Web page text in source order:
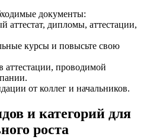
документы:
аттестат, дипломы, аттестации,
курсы и повысьте свою
аттестации, проводимой
от коллег и начальников.
и категорий для
роста